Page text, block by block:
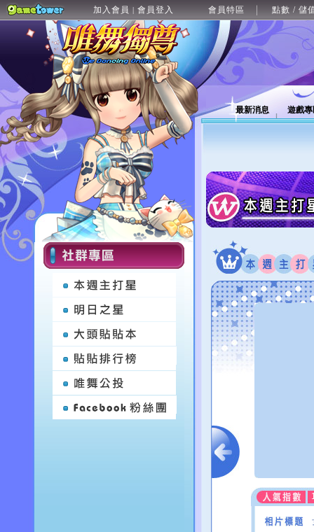
加入會員 | 會員登入 會員特區 點數 / 儲
最新消息 遊戲